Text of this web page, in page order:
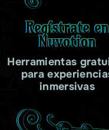
Regístrate en
Nuvotion
Herramientas
para
inmersivas